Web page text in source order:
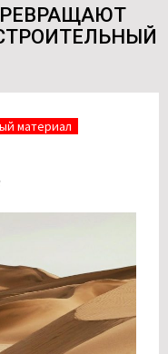
материал